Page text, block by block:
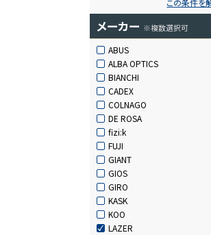
この条件を
メーカー ※複数選択可
ABUS
ALBA OPTICS
BIANCHI
CADEX
COLNAGO
DE ROSA
fizi:k
FUJI
GIANT
GIOS
GIRO
KASK
KOO
LAZER